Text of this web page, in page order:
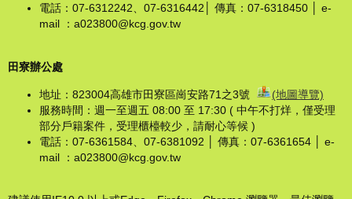
電話：07-6312242、07-6316442│ 傳真：07-6318450 │ e-
mail ：a023800@kcg.gov.tw
田寮辦公處
地址：823004高雄市田寮區崗安路71之3號
(地圖導覽)
服務時間：週一至週五 08:00 至 17:30 ( 中午不打烊，僅受理
部分戶籍案件，受理櫃檯較少，請耐心等候 )
電話：07-6361584、07-6381092 │ 傳真：07-6361654 │ e-
mail ：a023800@kcg.gov.tw